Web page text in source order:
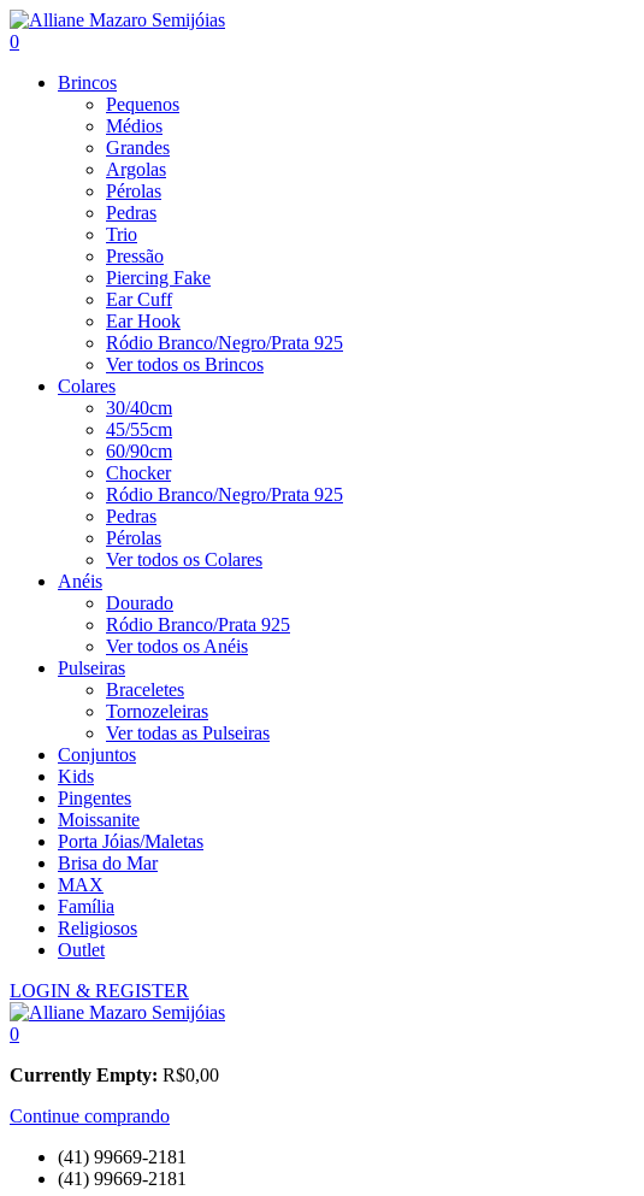
0
Brincos
Pequenos
Médios
Grandes
Argolas
Pérolas
Pedras
Trio
Pressão
Piercing Fake
Ear Cuff
Ear Hook
Ródio Branco/Negro/Prata 925
Ver todos os Brincos
Colares
30/40cm
45/55cm
60/90cm
Chocker
Ródio Branco/Negro/Prata 925
Pedras
Pérolas
Ver todos os Colares
Anéis
Dourado
Ródio Branco/Prata 925
Ver todos os Anéis
Pulseiras
Braceletes
Tornozeleiras
Ver todas as Pulseiras
Conjuntos
Kids
Pingentes
Moissanite
Porta Jóias/Maletas
Brisa do Mar
MAX
Família
Religiosos
Outlet
LOGIN & REGISTER
0
Currently Empty: R$0,00
Continue comprando
(41) 99669-2181
(41) 99669-2181